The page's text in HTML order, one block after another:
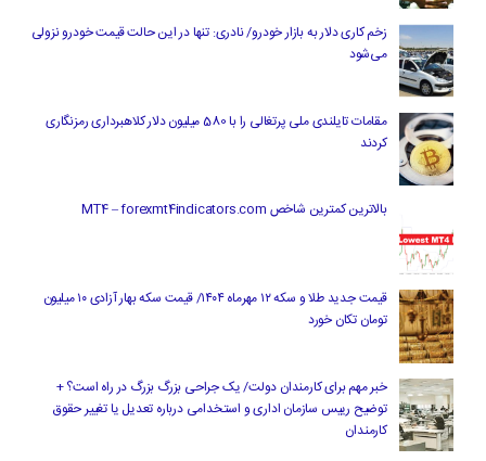
زخم کاری دلار به بازار خودرو/ نادری: تنها در این حالت قیمت خودرو نزولی
می‌شود
مقامات تایلندی ملی پرتغالی را با 580 میلیون دلار کلاهبرداری رمزنگاری
کردند
بالاترین کمترین شاخص MT4 – forexmt4indicators.com
قیمت جدید طلا و سکه ۱۲ مهرماه ۱۴۰۴/ قیمت سکه بهار آزادی ۱۰ میلیون
تومان تکان خورد
خبر مهم برای کارمندان دولت/ یک جراحی بزرگ بزرگ در راه است؟ +
توضیح رییس سازمان اداری و استخدامی درباره تعدیل یا تغییر حقوق
کارمندان